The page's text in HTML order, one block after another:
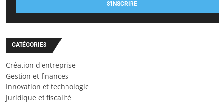
S'INSCRIRE
CATÉGORIES
Création d'entreprise
Gestion et finances
Innovation et technologie
Juridique et fiscalité